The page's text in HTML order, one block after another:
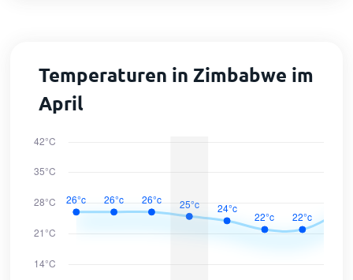
Temperaturen in Zimbabwe im
April